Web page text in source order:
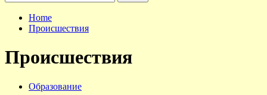
Home
Происшествия
Происшествия
Образование